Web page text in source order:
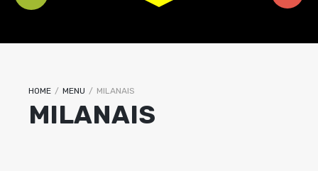
HOME / MENU / MILANAIS
MILANAIS